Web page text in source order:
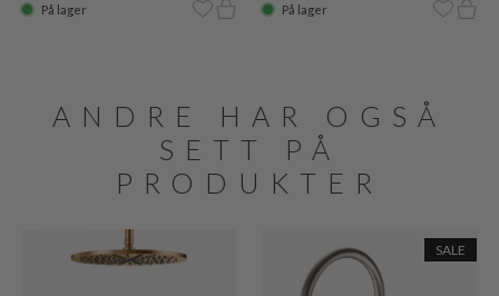
På lager På lager
ANDRE HAR OGSÅ
SETT PÅ
PRODUKTER
SALE